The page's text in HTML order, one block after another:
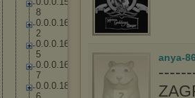
8
0.0.0.16
2
0.0.0.16
5
0.0.0.16
7
0.0.0.18
anya-